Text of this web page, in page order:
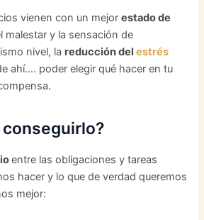
vienen con un mejorestado de
malestar y la sensación de
nivel, la reducción delestrés
ahí…. poder elegir qué hacer en tu
conseguirlo?
entre las obligaciones y tareas
hacer y lo que de verdad queremos
mejor: